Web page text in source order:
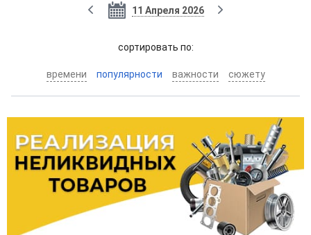
11 Апреля 2026
cортировать по:
времени популярности важности сюжету